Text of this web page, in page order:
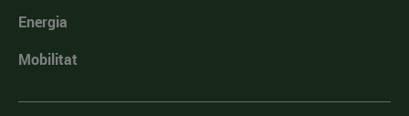
Energia
Mobilitat